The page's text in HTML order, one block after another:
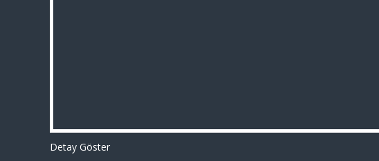
Detay Göster